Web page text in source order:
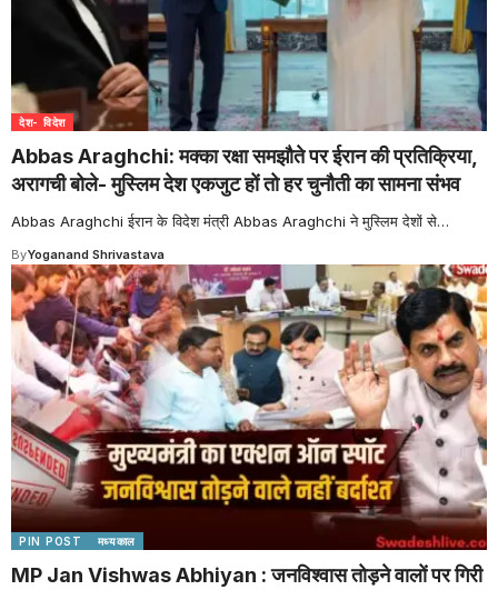
देश- विदेश
Abbas Araghchi: मक्का रक्षा समझौते पर ईरान की प्रतिक्रिया,
अरागची बोले- मुस्लिम देश एकजुट हों तो हर चुनौती का सामना संभव
Abbas Araghchi ईरान के विदेश मंत्री Abbas Araghchi ने मुस्लिम देशों से…
ByYoganand Shrivastava
PIN POST मध्यकाल
MP Jan Vishwas Abhiyan : जनविश्वास तोड़ने वालों पर गिरी